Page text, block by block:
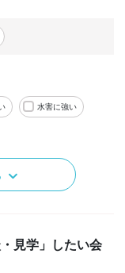
水害に強い
見学」したい会